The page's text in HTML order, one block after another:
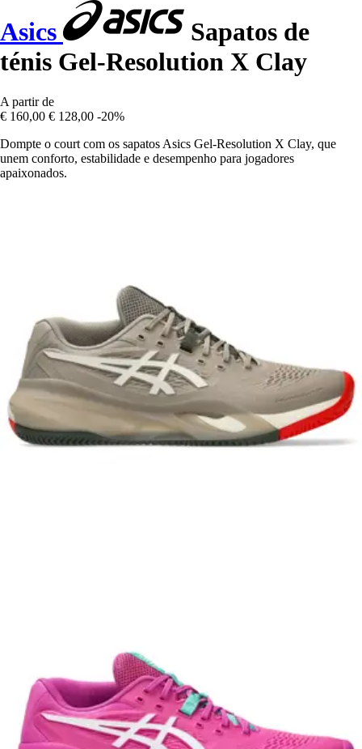
Asics
Sapatos de
ténis Gel-Resolution X Clay
A partir de
€ 160,00 € 128,00 -20%
Dompte o court com os sapatos Asics Gel-Resolution X Clay, que
unem conforto, estabilidade e desempenho para jogadores
apaixonados.